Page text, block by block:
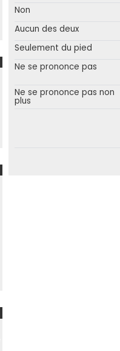
Non
Aucun des deux
Seulement du pied
Ne se prononce pas
Ne se prononce pas non
plus